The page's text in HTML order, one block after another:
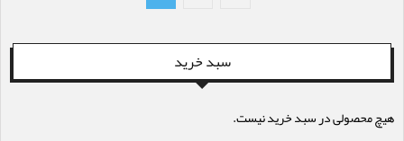
سبد خرید
هیچ محصولی در سبد خرید نیست.